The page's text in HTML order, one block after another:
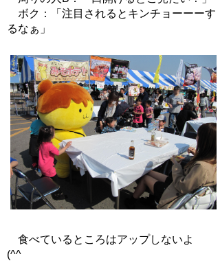
ボク：「注目されるとキンチョーーーす
るなぁ」
食べているところはアップしないよ
(^^ゞ